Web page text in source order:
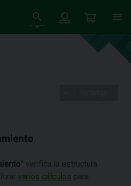
" verifica la estructura
varios cálculos para